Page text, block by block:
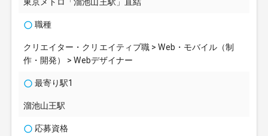
職種
クリエイター・クリエイティブ職 > Web・モバイル（制
作・開発） > Webデザイナー
最寄り駅1
溜池山王駅
応募資格